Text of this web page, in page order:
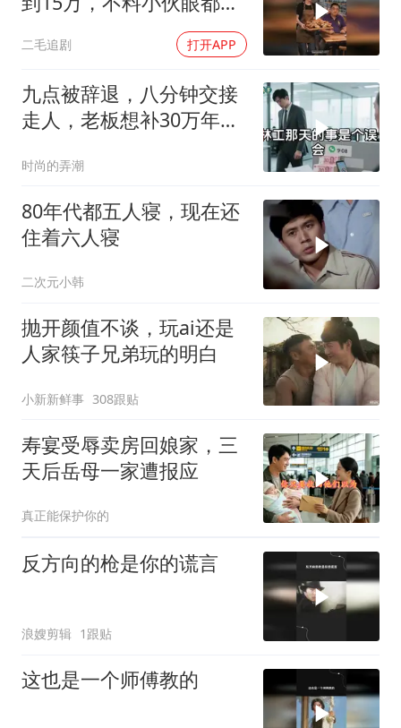
二毛追剧 打开APP
九点被辞退，八分钟交接
走人，老板想补30万年终
时尚的弄潮
80年代都五人寝，现在还
住着六人寝
二次元小韩
抛开颜值不谈，玩ai还是
人家筷子兄弟玩的明白
小新新鲜事 308跟贴
寿宴受辱卖房回娘家，三
天后岳母一家遭报应
真正能保护你的
反方向的枪是你的谎言
浪嫂剪辑 1跟贴
这也是一个师傅教的